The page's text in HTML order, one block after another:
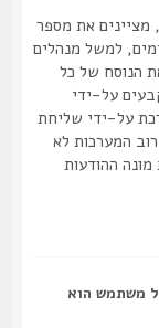
את מספר
למשל מנהלים
של כל
על-ידי
ידי שליחת
לא
ההודעות
הוא